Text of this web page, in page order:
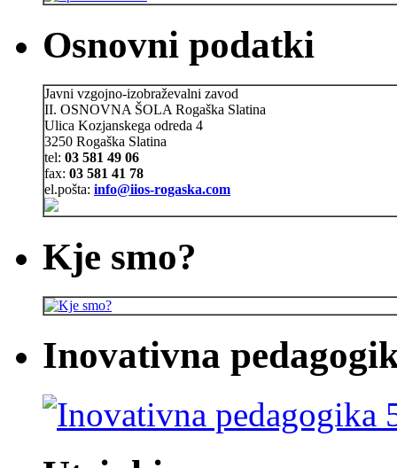
Osnovni podatki
Javni vzgojno-izobraževalni zavod
II. OSNOVNA ŠOLA Rogaška Slatina
Ulica Kozjanskega odreda 4
3250 Rogaška Slatina
tel: 03 581 49 06
fax: 03 581 41 78
el.pošta: info@iios-rogaska.com
Kje smo?
Inovativna